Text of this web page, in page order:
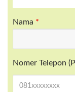
Nama *
Nomer Telepon